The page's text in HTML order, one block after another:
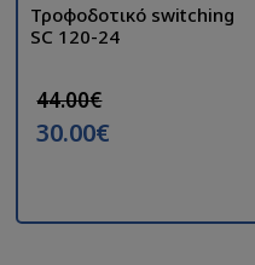
Τροφοδοτικό switching
SC 120-24
44.00€
30.00€